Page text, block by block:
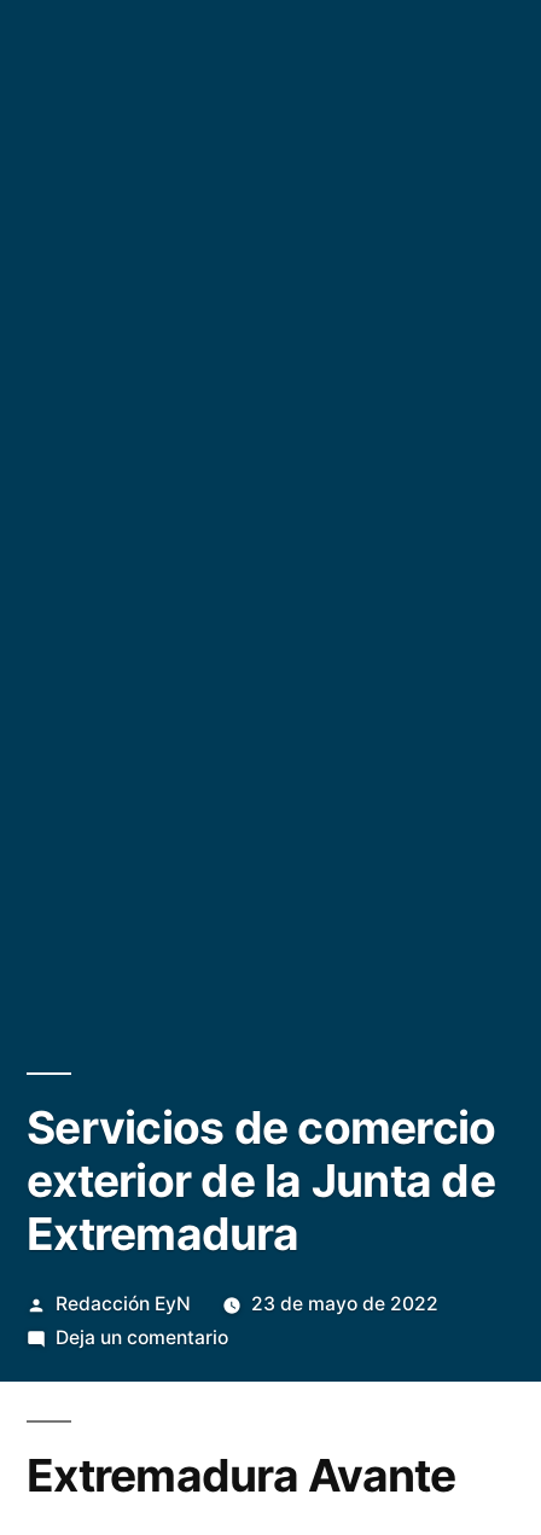
Servicios de comercio
exterior de la Junta de
Extremadura
Publicado
por
Redacción EyN
23 de mayo de 2022
Deja un comentarioen
exterior
Extremadura Avante